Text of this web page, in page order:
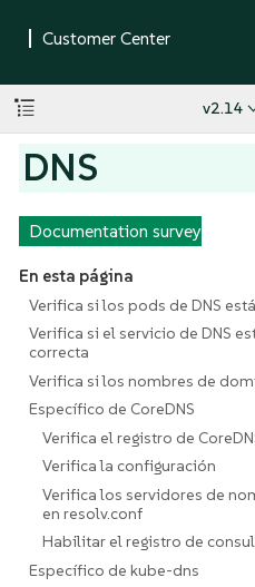
v2.14
DNS
Documentation survey
En esta página
Verifica si los pods de DNS
Verifica si el servicio de DNS
correcta
Verifica si los nombres de
Específico de CoreDNS
Verifica el registro de
Verifica la configuración
Verifica los servidores de
en resolv.conf
Habilitar el registro de
Específico de kube-dns